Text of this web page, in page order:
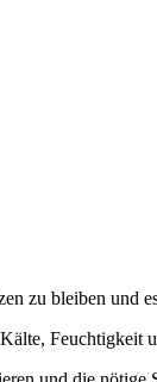
zu bleiben und
Feuchtigkeit